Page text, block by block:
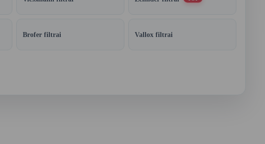
Brofer filtrai Vallox filtrai